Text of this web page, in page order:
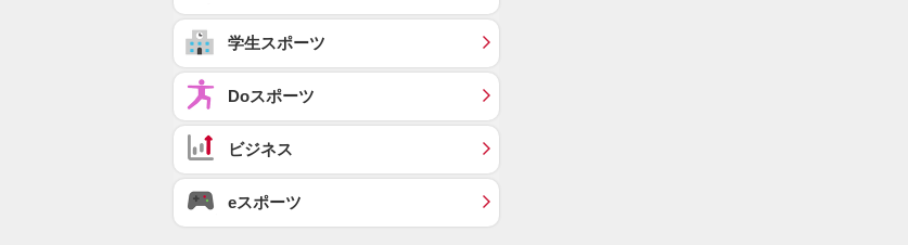
学生スポーツ
Doスポーツ
ビジネス
eスポーツ